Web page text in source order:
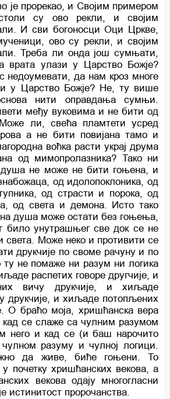
је прорекао, и Својим примером
су ово рекли, и својим
И сви богоносци Оци Цркве,
ово су рекли, и својим
Треба ли онда још сумњати,
врата улази у Царство Божје?
недоумевати, да нам кроз многе
у Царство Божје? Не, ту више
нити оправдања сумњи.
међу вуковима и не бити од
ли, свећа пламтети усред
а не бити повијана тамо и
воћка расти украј друма
од мимопролазника? Тако ни
душа не може не бити гоњена, и
од идолопоклоника, од
од страсти и порока, од
од света и демона. Исто тако
душа може остати без гоњења,
унутрашњег све док се не
света. Може неко и противити се
друкчије по своме рачуну и по
ту не помаже ни разум ни логика
распетих говоре другчије, и
вичу друкчије, и хиљаде
друкчије, и хиљаде потопљених
О браћо моја, хришћанска вера
кад се слаже са чулним разумом
него и кад се (и баш нарочито
разуму и чулној логици.
да живе, биће гоњени. То
почетку хришћанских векова, а
векова одају многогласни
истинитост пророчанства.